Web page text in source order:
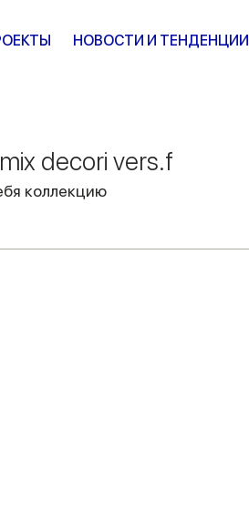
НОВОСТИ И ТЕНДЕНЦИИ
decori vers.f
коллекцию